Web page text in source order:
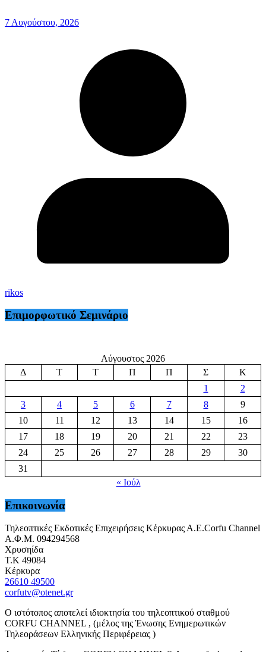
7 Αυγούστου, 2026
rikos
Επιμορφωτικό Σεμινάριο
Αύγουστος 2026
Δ
Τ Τ Π Π Σ
Κ
1
2
3
4 5 6 7 8
9
10
11 12 13 14 15
16
17
18 19 20 21 22
23
24
25 26 27 28 29
30
31
« Ιούλ
Επικοινωνία
Τηλεοπτικές Εκδοτικές Επιχειρήσεις Κέρκυρας Α.Ε.Corfu Channel
Α.Φ.Μ. 094294568
Χρυσηίδα
Τ.Κ 49084
Κέρκυρα
26610 49500
corfutv@otenet.gr
Ο ιστότοπος αποτελεί ιδιοκτησία του τηλεοπτικού σταθμού
CORFU CHANNEL , (μέλος της Ένωσης Ενημερωτικών
Τηλεοράσεων Ελληνικής Περιφέρειας )